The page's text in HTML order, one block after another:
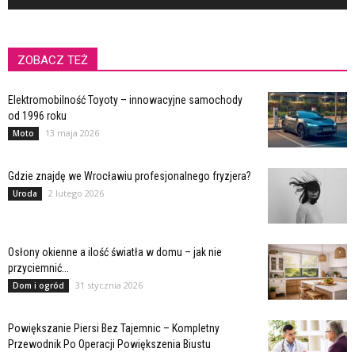
ZOBACZ TEŻ
Elektromobilność Toyoty – innowacyjne samochody
od 1996 roku
Moto 13 maja 2026
Gdzie znajdę we Wrocławiu profesjonalnego fryzjera?
Uroda 2 lutego 2026
Osłony okienne a ilość światła w domu – jak nie
przyciemnić...
Dom i ogród 31 stycznia 2026
Powiększanie Piersi Bez Tajemnic – Kompletny
Przewodnik Po Operacji Powiększenia Biustu